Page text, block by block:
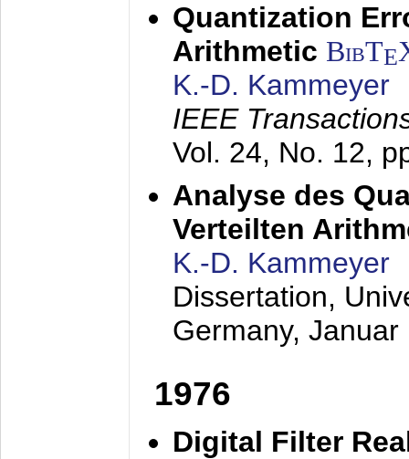
Quantization
Arithmetic BibTE
K.-D. Kammeyer
IEEE
Vol. 24, No. 12,
Analyse des
Verteilten
K.-D. Kammeyer
Dissertation,
Germany, Januar
1976
Digital Filter